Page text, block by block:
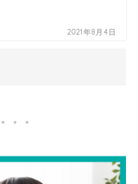
2021年8月4日